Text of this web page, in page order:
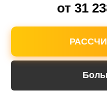
от 31